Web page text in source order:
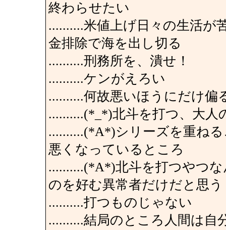
終わらせたい
..........米値上げ日々の生活が
金排除で海を出し切る
..........刑務所を、潰せ！
..........ケンがえろい
..........何故悪いほうにだけ偏
..........(*_*)北斗を打つ、大人
..........(*A*)シリーズを重ね
悪くなっているところ
..........(*A*)北斗を打つやつ
のを好む異常者だけだと思う
..........打つものじゃない
..........結局のところ人間は自